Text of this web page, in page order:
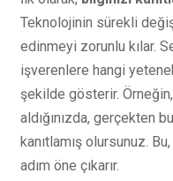
Teknolojinin sürekli
edinmeyi zorunlu kılar.
işverenlere hangi
şekilde gösterir.
aldığınızda, gerçekten
kanıtlamış olursunuz.
adım öne çıkarır.